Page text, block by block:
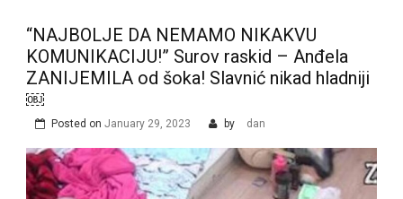
ispred njene kuće￼￼
SRBIJU: Čekajte da
vidite kako danas
izgleda￼
“NAJBOLJE DA NEMAMO NIKAKVU
KOMUNIKACIJU!” Surov raskid – Anđela
ZANIJEMILA od šoka! Slavnić nikad hladniji
￼
Posted on January 29, 2023 by dan